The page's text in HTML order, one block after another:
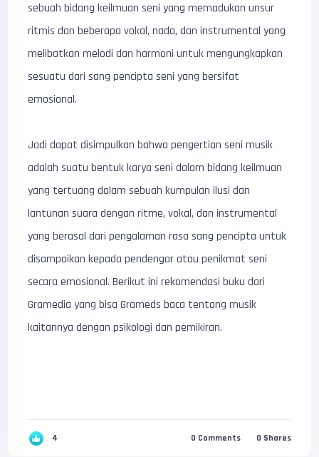
sebuah bidang keilmuan seni yang memadukan unsur
ritmis dan beberapa vokal, nada, dan instrumental yang
melibatkan melodi dan harmoni untuk mengungkapkan
sesuatu dari sang pencipta seni yang bersifat
emosional.
Jadi dapat disimpulkan bahwa pengertian seni musik
adalah suatu bentuk karya seni dalam bidang keilmuan
yang tertuang dalam sebuah kumpulan ilusi dan
lantunan suara dengan ritme, vokal, dan instrumental
yang berasal dari pengalaman rasa sang pencipta untuk
disampaikan kepada pendengar atau penikmat seni
secara emosional. Berikut ini rekomendasi buku dari
Gramedia yang bisa Grameds baca tentang musik
kaitannya dengan psikologi dan pemikiran.
4 0 Comments 0 Shares